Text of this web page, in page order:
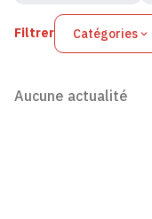
Filtrer Catégories
Aucune actualité